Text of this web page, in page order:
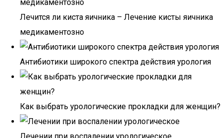
Лечится ли киста яичника – Лечение кисты яичника
медикаментозно
Антибиотики широкого спектра действия урология
Как выбрать урологические прокладки для женщин?